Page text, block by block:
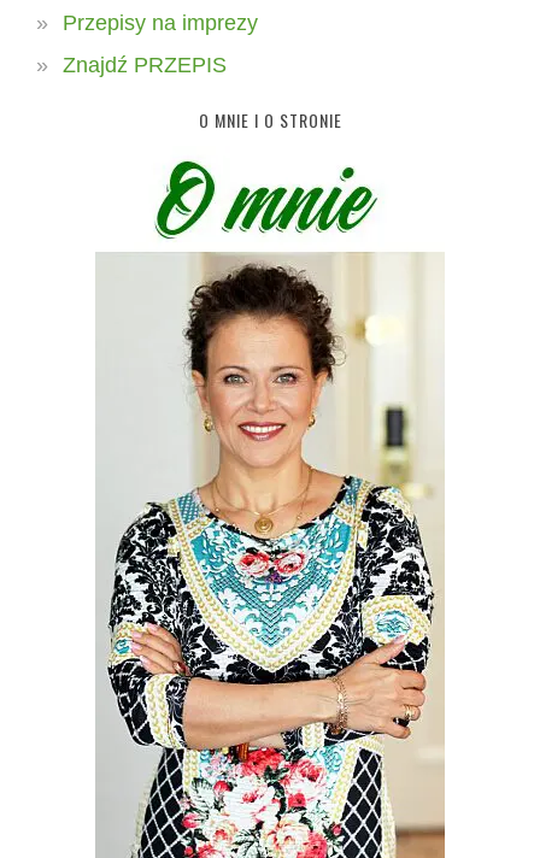
Przepisy na imprezy
Znajdź PRZEPIS
O MNIE I O STRONIE